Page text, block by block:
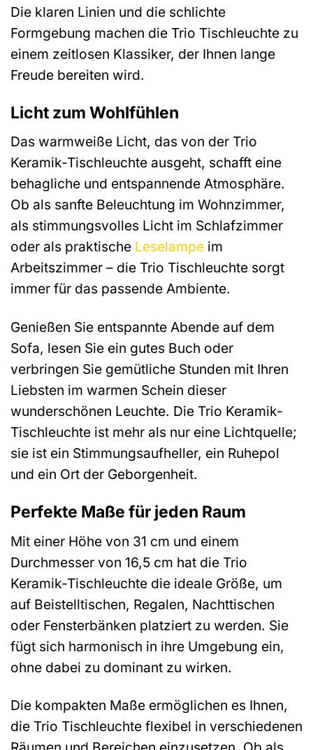
Die klaren Linien und die schlichte
Formgebung machen die Trio Tischleuchte zu
einem zeitlosen Klassiker, der Ihnen lange
Freude bereiten wird.
Licht zum Wohlfühlen
Das warmweiße Licht, das von der Trio
Keramik-Tischleuchte ausgeht, schafft eine
behagliche und entspannende Atmosphäre.
Ob als sanfte Beleuchtung im Wohnzimmer,
als stimmungsvolles Licht im Schlafzimmer
oder als praktische Leselampe im
Arbeitszimmer – die Trio Tischleuchte sorgt
immer für das passende Ambiente.
Genießen Sie entspannte Abende auf dem
Sofa, lesen Sie ein gutes Buch oder
verbringen Sie gemütliche Stunden mit Ihren
Liebsten im warmen Schein dieser
wunderschönen Leuchte. Die Trio Keramik-
Tischleuchte ist mehr als nur eine Lichtquelle;
sie ist ein Stimmungsaufheller, ein Ruhepol
und ein Ort der Geborgenheit.
Perfekte Maße für jeden Raum
Mit einer Höhe von 31 cm und einem
Durchmesser von 16,5 cm hat die Trio
Keramik-Tischleuchte die ideale Größe, um
auf Beistelltischen, Regalen, Nachttischen
oder Fensterbänken platziert zu werden. Sie
fügt sich harmonisch in ihre Umgebung ein,
ohne dabei zu dominant zu wirken.
Die kompakten Maße ermöglichen es Ihnen,
die Trio Tischleuchte flexibel in verschiedenen